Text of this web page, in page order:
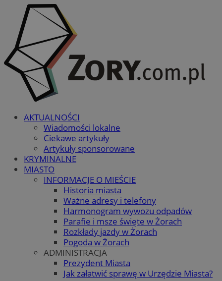
AKTUALNOŚCI
Wiadomości lokalne
Ciekawe artykuły
Artykuły sponsorowane
KRYMINALNE
MIASTO
INFORMACJE O MIEŚCIE
Historia miasta
Ważne adresy i telefony
Harmonogram wywozu odpadów
Parafie i msze święte w Żorach
Rozkłady jazdy w Żorach
Pogoda w Żorach
ADMINISTRACJA
Prezydent Miasta
Jak załatwić sprawę w Urzędzie Miasta?